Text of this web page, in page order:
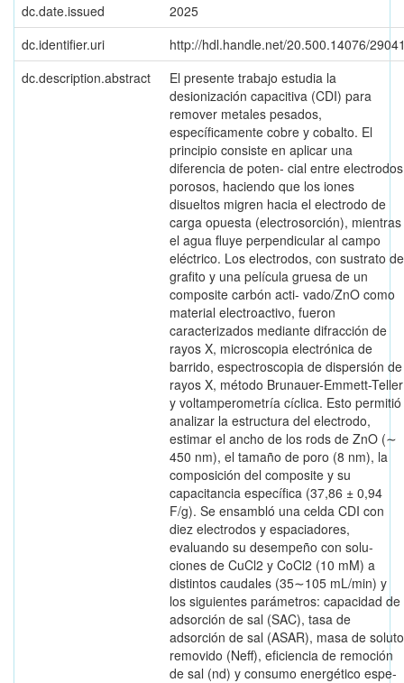
dc.date.issued
2025
dc.identifier.uri
http://hdl.handle.net/20.500.14076/
dc.description.abstract
El presente trabajo estudia la
desionización capacitiva (CDI) para
remover metales pesados,
específicamente cobre y cobalto. El
principio consiste en aplicar una
diferencia de poten- cial entre electrodos
porosos, haciendo que los iones
disueltos migren hacia el electrodo de
carga opuesta (electrosorción), mientras
el agua fluye perpendicular al campo
eléctrico. Los electrodos, con sustrato de
grafito y una película gruesa de un
composite carbón acti- vado/ZnO como
material electroactivo, fueron
caracterizados mediante difracción de
rayos X, microscopia electrónica de
barrido, espectroscopia de dispersión de
rayos X, método Brunauer-Emmett-Teller
y voltamperometría cíclica. Esto permitió
analizar la estructura del electrodo,
estimar el ancho de los rods de ZnO (∼
450 nm), el tamaño de poro (8 nm), la
composición del composite y su
capacitancia específica (37,86 ± 0,94
F/g). Se ensambló una celda CDI con
diez electrodos y espaciadores,
evaluando su desempeño con solu-
ciones de CuCl2 y CoCl2 (10 mM) a
distintos caudales (35∼105 mL/min) y
los siguientes parámetros: capacidad de
adsorción de sal (SAC), tasa de
adsorción de sal (ASAR), masa de soluto
removido (Neff), eficiencia de remoción
de sal (nd) y consumo energético espe-